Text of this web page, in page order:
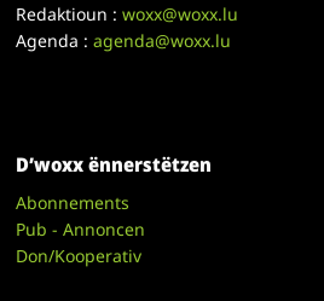
Redaktioun :woxx@woxx.lu
Agenda :agenda@woxx.lu
D’woxx ënnerstëtzen
Abonnements
Pub - Annoncen
Don/Kooperativ